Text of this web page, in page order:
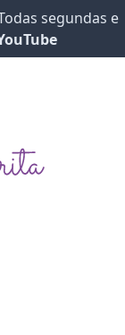
segundas e